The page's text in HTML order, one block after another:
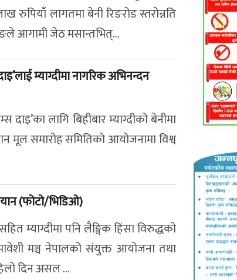
लागतमा बेनी रिङरोड स्तरोन्नति
आगामी जेठ मसान्तभित्...
दाइ’लाई म्याग्दीमा नागरिक अभिनन्दन
दाइ’का लागि बिहीबार म्याग्दीको बेनीमा
मूल समारोह समितिको आयोजनामा विश्व
(फोटो/भिडिओ)
म्याग्दीमा पनि लैङ्गिक हिंसा विरुद्धको
मञ्च नेपालको संयुक्त आयोजना तथा
दिन असल ...